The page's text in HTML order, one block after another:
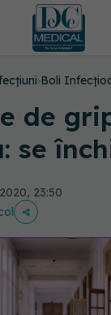
›Boli
de
se
23:50